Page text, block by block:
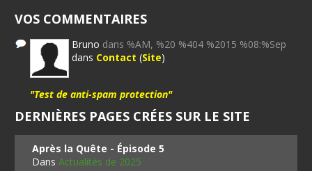
VOS COMMENTAIRES
Bruno dans %AM, %20 %404 %2015 %08:%Sep
dans Contact (Site)
"Test de anti-spam protection"
DERNIÈRES PAGES CRÉES SUR LE SITE
Après la Quête - Épisode 5
DansActualités de 2025